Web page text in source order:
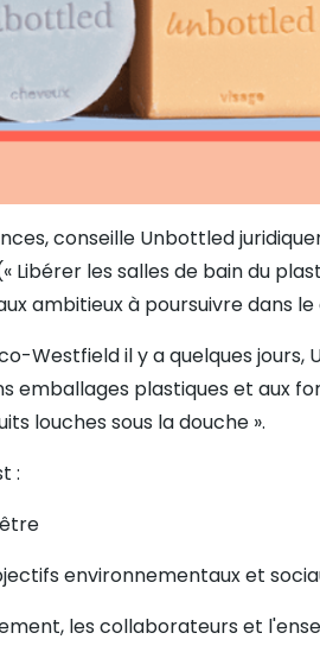
conseille Unbottled
les salles de bain du
ambitieux à poursuivre dans
Westfield il y a quelques jours,
emballages plastiques et aux
louches sous la douche ».
:
environnementaux et
les collaborateurs et